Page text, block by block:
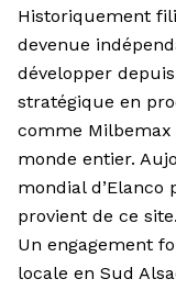
Historiquement
devenue
développer
stratégique en
comme Milbemax
monde entier.
mondial
provient de ce site.
Un engagement
locale en Sud